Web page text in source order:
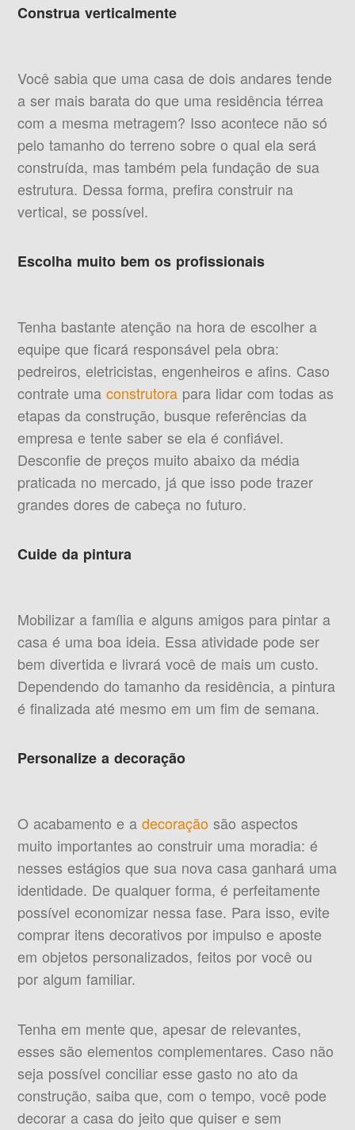
Construa verticalmente
Você sabia que uma casa de dois andares tende
a ser mais barata do que uma residência térrea
com a mesma metragem? Isso acontece não só
pelo tamanho do terreno sobre o qual ela será
construída, mas também pela fundação de sua
estrutura. Dessa forma, prefira construir na
vertical, se possível.
Escolha muito bem os profissionais
Tenha bastante atenção na hora de escolher a
equipe que ficará responsável pela obra:
pedreiros, eletricistas, engenheiros e afins. Caso
contrate umaconstrutora para lidar com todas as
etapas da construção, busque referências da
empresa e tente saber se ela é confiável.
Desconfie de preços muito abaixo da média
praticada no mercado, já que isso pode trazer
grandes dores de cabeça no futuro.
Cuide da pintura
Mobilizar a família e alguns amigos para pintar a
casa é uma boa ideia. Essa atividade pode ser
bem divertida e livrará você de mais um custo.
Dependendo do tamanho da residência, a pintura
é finalizada até mesmo em um fim de semana.
Personalize a decoração
O acabamento e adecoração são aspectos
muito importantes ao construir uma moradia: é
nesses estágios que sua nova casa ganhará uma
identidade. De qualquer forma, é perfeitamente
possível economizar nessa fase. Para isso, evite
comprar itens decorativos por impulso e aposte
em objetos personalizados, feitos por você ou
por algum familiar.
Tenha em mente que, apesar de relevantes,
esses são elementos complementares. Caso não
seja possível conciliar esse gasto no ato da
construção, saiba que, com o tempo, você pode
decorar a casa do jeito que quiser e sem